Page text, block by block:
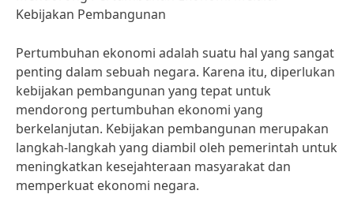
Kebijakan Pembangunan
Pertumbuhan ekonomi adalah suatu hal yang sangat
penting dalam sebuah negara. Karena itu, diperlukan
kebijakan pembangunan yang tepat untuk
mendorong pertumbuhan ekonomi yang
berkelanjutan. Kebijakan pembangunan merupakan
langkah-langkah yang diambil oleh pemerintah untuk
meningkatkan kesejahteraan masyarakat dan
memperkuat ekonomi negara.